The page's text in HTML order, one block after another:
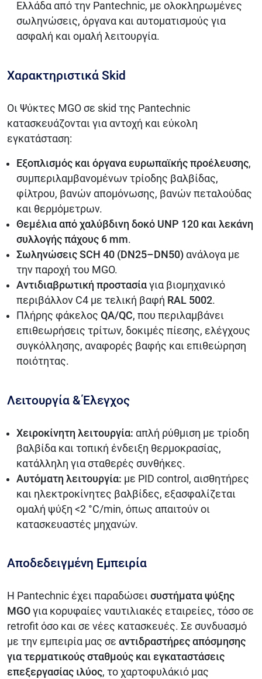
Ελλάδα από την Pantechnic, με ολοκληρωμένες
σωληνώσεις, όργανα και αυτοματισμούς για
ασφαλή και ομαλή λειτουργία.
Χαρακτηριστικά Skid
Οι Ψύκτες MGO σε skid της Pantechnic
κατασκευάζονται για αντοχή και εύκολη
εγκατάσταση:
Εξοπλισμός και όργανα ευρωπαϊκής προέλευσης,
συμπεριλαμβανομένων τρίοδης βαλβίδας,
φίλτρου, βανών απομόνωσης, βανών πεταλούδας
και θερμόμετρων.
Θεμέλια από χαλύβδινη δοκό UNP 120 και λεκάνη
συλλογής πάχους 6 mm.
Σωληνώσεις SCH 40 (DN25–DN50) ανάλογα με
την παροχή του MGO.
Αντιδιαβρωτική προστασία για βιομηχανικό
περιβάλλον C4 με τελική βαφή RAL 5002.
Πλήρης φάκελος QA/QC, που περιλαμβάνει
επιθεωρήσεις τρίτων, δοκιμές πίεσης, ελέγχους
συγκόλλησης, αναφορές βαφής και επιθεώρηση
ποιότητας.
Λειτουργία & Έλεγχος
Χειροκίνητη λειτουργία: απλή ρύθμιση με τρίοδη
βαλβίδα και τοπική ένδειξη θερμοκρασίας,
κατάλληλη για σταθερές συνθήκες.
Αυτόματη λειτουργία: με PID control, αισθητήρες
και ηλεκτροκίνητες βαλβίδες, εξασφαλίζεται
ομαλή ψύξη <2 °C/min, όπως απαιτούν οι
κατασκευαστές μηχανών.
Αποδεδειγμένη Εμπειρία
Η Pantechnic έχει παραδώσει συστήματα ψύξης
MGO για κορυφαίες ναυτιλιακές εταιρείες, τόσο σε
retrofit όσο και σε νέες κατασκευές. Σε συνδυασμό
με την εμπειρία μας σε αντιδραστήρες απόσμησης
για τερματικούς σταθμούς και εγκαταστάσεις
επεξεργασίας ιλύος, το χαρτοφυλάκιό μας